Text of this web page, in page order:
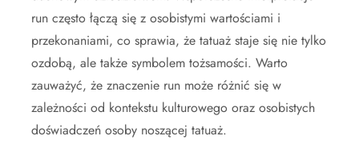
run często łączą się z osobistymi wartościami i
przekonaniami, co sprawia, że tatuaż staje się nie tylko
ozdobą, ale także symbolem tożsamości. Warto
zauważyć, że znaczenie run może różnić się w
zależności od kontekstu kulturowego oraz osobistych
doświadczeń osoby noszącej tatuaż.